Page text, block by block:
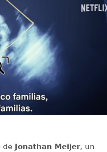
de Jonathan Meijer, un